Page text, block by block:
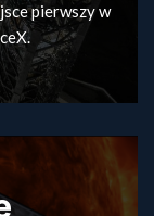
pierwszy w